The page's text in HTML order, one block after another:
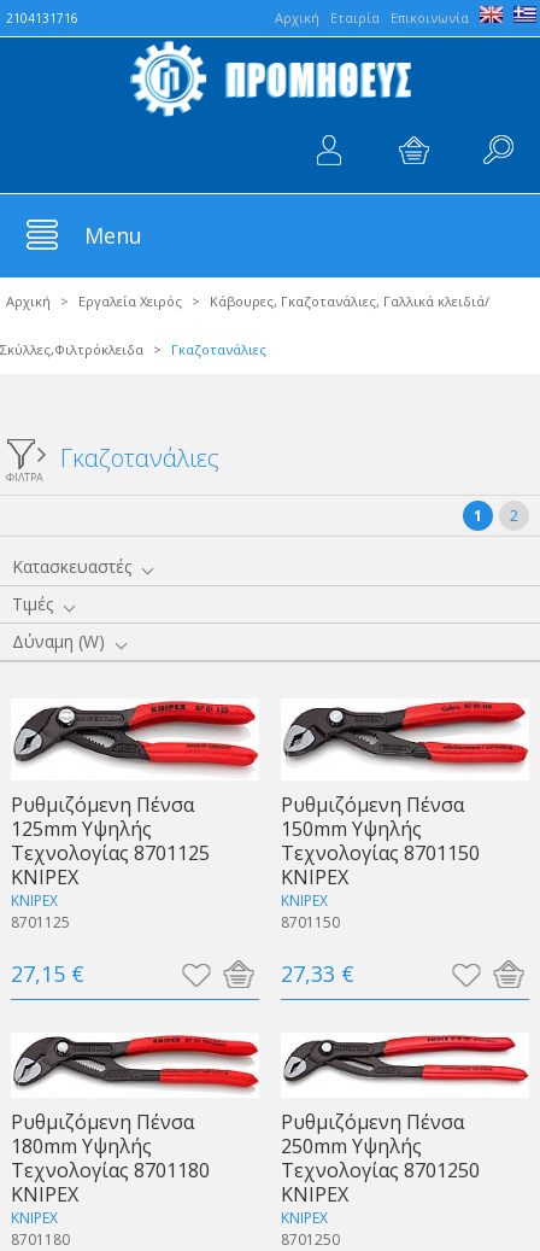
Aρχική Εταιρία Επικοινωνία
2104131716
Menu
Αρχική > Εργαλεία Χειρός > Κάβουρες, Γκαζοτανάλιες, Γαλλικά κλειδιά/
Σκύλλες,Φιλτρόκλειδα > Γκαζοτανάλιες
ΦΙΛΤΡΑ
Γκαζοτανάλιες
1 2
Κατασκευαστές
Τιμές
Δύναμη (W)
Ρυθμιζόμενη Πένσα
125mm Υψηλής
Τεχνολογίας 8701125
KNIPEX
KNIPEX
8701125
27,15 €
Ρυθμιζόμενη Πένσα
150mm Υψηλής
Τεχνολογίας 8701150
KNIPEX
KNIPEX
8701150
27,33 €
Ρυθμιζόμενη Πένσα
180mm Υψηλής
Τεχνολογίας 8701180
KNIPEX
KNIPEX
8701180
Ρυθμιζόμενη Πένσα
250mm Υψηλής
Τεχνολογίας 8701250
KNIPEX
KNIPEX
8701250